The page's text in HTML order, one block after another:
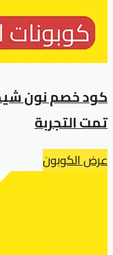
تمت التجربة
عرض الكوبون